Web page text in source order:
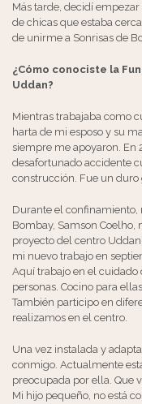
Más tarde, decidí
de chicas que estaba
de unirme a Sonrisas de
¿Cómo conociste la
Uddan?
Mientras trabajaba como
harta de mi esposo y su
siempre me apoyaron. En
desafortunado accidente
construcción. Fue un duro
Durante el confinamiento,
Bombay, Samson
proyecto del centro
mi nuevo trabajo en
Aquí trabajo en el cuidado
personas. Cocino para
También participo en
realizamos en el centro.
Una vez instalada y
conmigo. Actualmente
preocupada por ella. Que
Mi hijo pequeño, no está